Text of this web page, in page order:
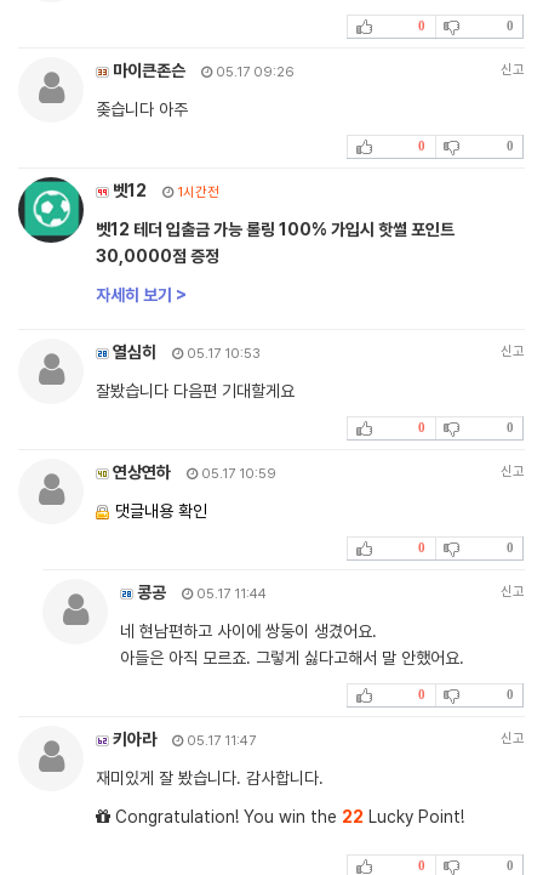
0 0
마이큰존슨 05.17 09:26 신고
좆습니다 아주
0 0
벳12 1시간전
벳12 테더 입출금 가능 롤링 100% 가입시 핫썰 포인트
30,0000점 증정
자세히 보기 >
열심히 05.17 10:53 신고
잘봤습니다 다음편 기대할게요
0 0
연상연하 05.17 10:59 신고
댓글내용 확인
0 0
콩공 05.17 11:44 신고
네 현남편하고 사이에 쌍둥이 생겼어요.
아들은 아직 모르죠. 그렇게 싫다고해서 말 안했어요.
0 0
키아라 05.17 11:47 신고
재미있게 잘 봤습니다. 감사합니다.
Congratulation! You win the 22 Lucky Point!
0 0